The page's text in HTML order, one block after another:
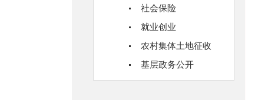
社会保险
就业创业
农村集体土地征收
基层政务公开